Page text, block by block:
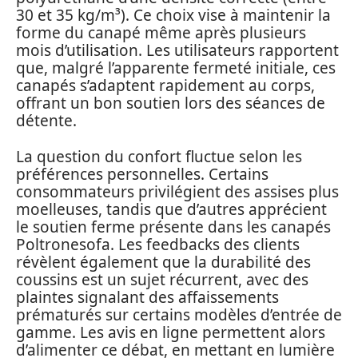
30 et 35 kg/m³). Ce choix vise à maintenir la
forme du canapé même après plusieurs
mois d’utilisation. Les utilisateurs rapportent
que, malgré l’apparente fermeté initiale, ces
canapés s’adaptent rapidement au corps,
offrant un bon soutien lors des séances de
détente.
La question du confort fluctue selon les
préférences personnelles. Certains
consommateurs privilégient des assises plus
moelleuses, tandis que d’autres apprécient
le soutien ferme présente dans les canapés
Poltronesofa. Les feedbacks des clients
révèlent également que la durabilité des
coussins est un sujet récurrent, avec des
plaintes signalant des affaissements
prématurés sur certains modèles d’entrée de
gamme. Les avis en ligne permettent alors
d’alimenter ce débat, en mettant en lumière